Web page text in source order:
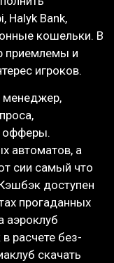
Halyk Bank,
кошельки. В
приемлемы и
игроков.
менеджер,
офферы.
автоматов, а
сии самый что
доступен
прогаданных
аэроклуб
расчете без-
скачать